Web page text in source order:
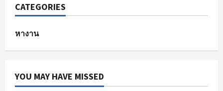
CATEGORIES
หางาน
YOU MAY HAVE MISSED